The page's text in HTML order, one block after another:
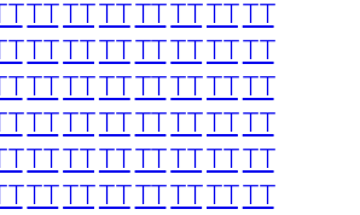
TTTTTTTTTTTTTT
TTTTTTTTTTTTTT
TTTTTTTTTTTTTT
TTTTTTTTTTTTTT
TTTTTTTTTTTTTT
TTTTTTTTTTTTTT